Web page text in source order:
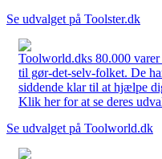
Se udvalget på Toolster.dk
Toolworld.dks 80.000
til gør-det-selv-folket. De
siddende klar til at hjælpe
Klik her for at se deres
Se udvalget på Toolworld.dk